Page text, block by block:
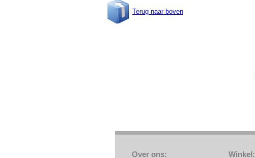
Terug naar boven
Over ons: Winkel: